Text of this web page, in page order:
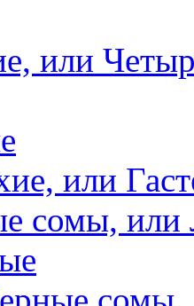
или
или
сомы, или